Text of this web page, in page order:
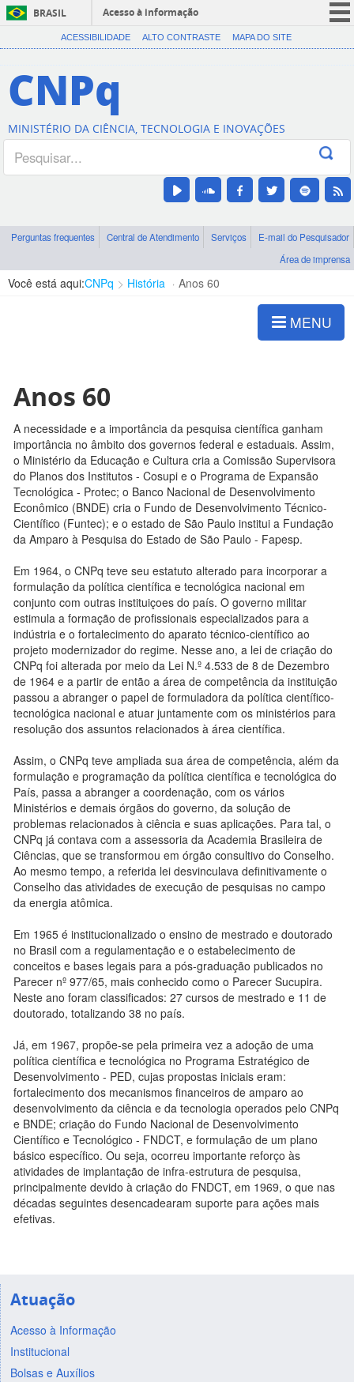
BRASIL
Acesso à informação
CORONAVÍRUS (COVID-19)
Canais
ACESSIBILIDADE ALTO CONTRASTE MAPA DO SITE
CNPq
MINISTÉRIO DA CIÊNCIA, TECNOLOGIA E INOVAÇÕES
Perguntas frequentes Central de Atendimento Serviços
E-mail do Pesquisador
Área de imprensa
Você está aqui:CNPq História Anos 60
MENU
Anos 60
A necessidade e a importância da pesquisa científica ganham
importância no âmbito dos governos federal e estaduais. Assim,
o Ministério da Educação e Cultura cria a Comissão Supervisora
do Planos dos Institutos - Cosupi e o Programa de Expansão
Tecnológica - Protec; o Banco Nacional de Desenvolvimento
Econômico (BNDE) cria o Fundo de Desenvolvimento Técnico-
Científico (Funtec); e o estado de São Paulo institui a Fundação
da Amparo à Pesquisa do Estado de São Paulo - Fapesp.
Em 1964, o CNPq teve seu estatuto alterado para incorporar a
formulação da política científica e tecnológica nacional em
conjunto com outras instituiçoes do país. O governo militar
estimula a formação de profissionais especializados para a
indústria e o fortalecimento do aparato técnico-científico ao
projeto modernizador do regime. Nesse ano, a lei de criação do
CNPq foi alterada por meio da Lei N.º 4.533 de 8 de Dezembro
de 1964 e a partir de então a área de competência da instituição
passou a abranger o papel de formuladora da política científico-
tecnológica nacional e atuar juntamente com os ministérios para
resolução dos assuntos relacionados à área científica.
Assim, o CNPq teve ampliada sua área de competência, além da
formulação e programação da política científica e tecnológica do
País, passa a abranger a coordenação, com os vários
Ministérios e demais órgãos do governo, da solução de
problemas relacionados à ciência e suas aplicações. Para tal, o
CNPq já contava com a assessoria da Academia Brasileira de
Ciências, que se transformou em órgão consultivo do Conselho.
Ao mesmo tempo, a referida lei desvinculava definitivamente o
Conselho das atividades de execução de pesquisas no campo
da energia atômica.
Em 1965 é institucionalizado o ensino de mestrado e doutorado
no Brasil com a regulamentação e o estabelecimento de
conceitos e bases legais para a pós-graduação publicados no
Parecer nº 977/65, mais conhecido como o Parecer Sucupira.
Neste ano foram classificados: 27 cursos de mestrado e 11 de
doutorado, totalizando 38 no país.
Já, em 1967, propõe-se pela primeira vez a adoção de uma
política científica e tecnológica no Programa Estratégico de
Desenvolvimento - PED, cujas propostas iniciais eram:
fortalecimento dos mecanismos financeiros de amparo ao
desenvolvimento da ciência e da tecnologia operados pelo CNPq
e BNDE; criação do Fundo Nacional de Desenvolvimento
Científico e Tecnológico - FNDCT, e formulação de um plano
básico específico. Ou seja, ocorreu importante reforço às
atividades de implantação de infra-estrutura de pesquisa,
principalmente devido à criação do FNDCT, em 1969, o que nas
décadas seguintes desencadearam suporte para ações mais
efetivas.
Atuação
Acesso à Informação
Institucional
Bolsas e Auxílios